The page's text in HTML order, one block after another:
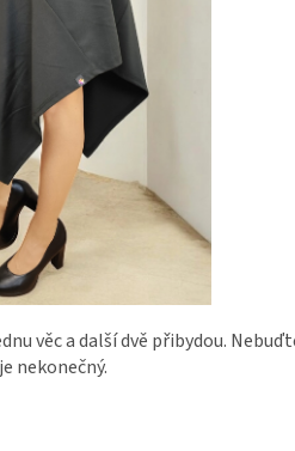
věc a další dvě přibydou.
nekonečný.